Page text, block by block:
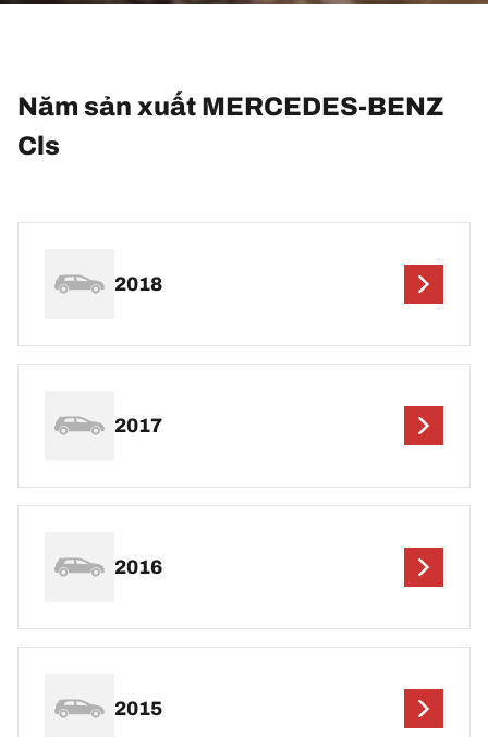
Năm sản xuất MERCEDES-BENZ
Cls
2018
2017
2016
2015